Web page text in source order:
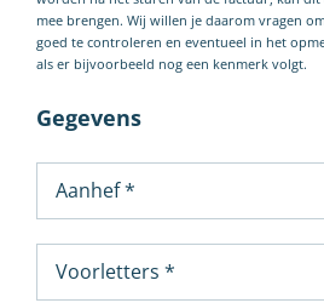
mee brengen. Wij willen je daarom vragen
goed te controleren en eventueel in het
als er bijvoorbeeld nog een kenmerk volgt.
Gegevens